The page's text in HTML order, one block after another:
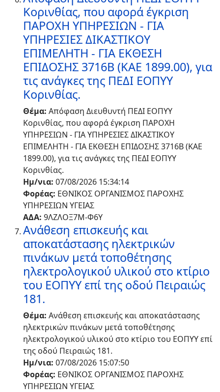
Κορινθίας, που αφορά έγκριση
ΠΑΡΟΧΗ ΥΠΗΡΕΣΙΩΝ - ΓΙΑ
ΥΠΗΡΕΣΙΕΣ ΔΙΚΑΣΤΙΚΟΥ
ΕΠΙΜΕΛΗΤΗ - ΓΙΑ ΕΚΘΕΣΗ
ΕΠΙΔΟΣΗΣ 3716Β (ΚΑΕ 1899.00), για
τις ανάγκες της ΠΕΔΙ ΕΟΠΥΥ
Κορινθίας.
Θέμα: Απόφαση Διευθυντή ΠΕΔΙ ΕΟΠΥΥ
Κορινθίας, που αφορά έγκριση ΠΑΡΟΧΗ
ΥΠΗΡΕΣΙΩΝ - ΓΙΑ ΥΠΗΡΕΣΙΕΣ ΔΙΚΑΣΤΙΚΟΥ
ΕΠΙΜΕΛΗΤΗ - ΓΙΑ ΕΚΘΕΣΗ ΕΠΙΔΟΣΗΣ 3716Β (ΚΑΕ
1899.00), για τις ανάγκες της ΠΕΔΙ ΕΟΠΥΥ
Κορινθίας.
Ημ/νια: 07/08/2026 15:34:14
Φορέας: ΕΘΝΙΚΟΣ ΟΡΓΑΝΙΣΜΟΣ ΠΑΡΟΧΗΣ
ΥΠΗΡΕΣΙΩΝ ΥΓΕΙΑΣ
ΑΔΑ: 9ΛΖΛΟΞ7Μ-Φ6Υ
Ανάθεση επισκευής και
αποκατάστασης ηλεκτρικών
πινάκων μετά τοποθέτησης
ηλεκτρολογικού υλικού στο κτίριο
του ΕΟΠΥΥ επί της οδού Πειραιώς
181.
Θέμα: Ανάθεση επισκευής και αποκατάστασης
ηλεκτρικών πινάκων μετά τοποθέτησης
ηλεκτρολογικού υλικού στο κτίριο του ΕΟΠΥΥ επί
της οδού Πειραιώς 181.
Ημ/νια: 07/08/2026 15:07:50
Φορέας: ΕΘΝΙΚΟΣ ΟΡΓΑΝΙΣΜΟΣ ΠΑΡΟΧΗΣ
ΥΠΗΡΕΣΙΩΝ ΥΓΕΙΑΣ